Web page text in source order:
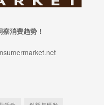
消费趋势！